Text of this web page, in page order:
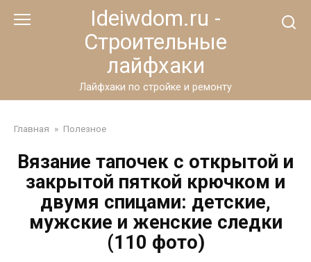
Ideiwdom.ru -
Строительные
лайфхаки
Лайфхаки по стройке и ремонту
Главная » Полезное
Вязание тапочек с открытой и
закрытой пяткой крючком и
двумя спицами: детские,
мужские и женские следки
(110 фото)